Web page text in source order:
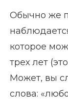
Обычно же
которое
трех лет
Может, вы
слова: